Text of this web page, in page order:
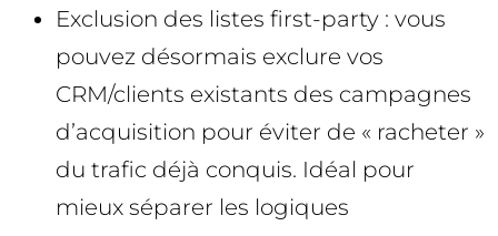
Exclusion des listes first-party : vous
pouvez désormais exclure vos
CRM/clients existants des campagnes
d’acquisition pour éviter de « racheter »
du trafic déjà conquis. Idéal pour
mieux séparer les logiques